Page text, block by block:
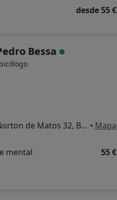
desde 55 €
Bessa
Avenida General Norton de Matos 32, Braga • Mapa
mental 55 €